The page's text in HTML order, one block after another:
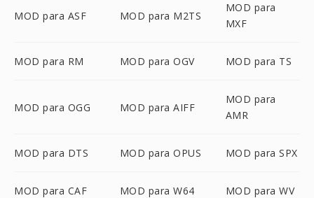
MOD para ASF MOD para M2TS
MOD para
MXF
MOD para RM MOD para OGV MOD para TS
MOD para OGG MOD para AIFF
MOD para
AMR
MOD para DTS MOD para OPUS MOD para SPX
MOD para CAF MOD para W64 MOD para WV